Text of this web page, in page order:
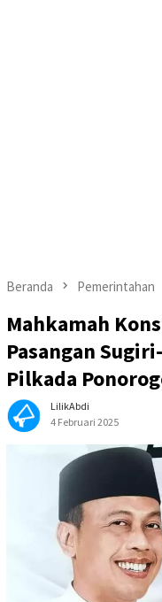
Beranda Pemerintahan
Mahkamah
Pasangan
Pilkada
LilikAbdi
4 Februari 2025